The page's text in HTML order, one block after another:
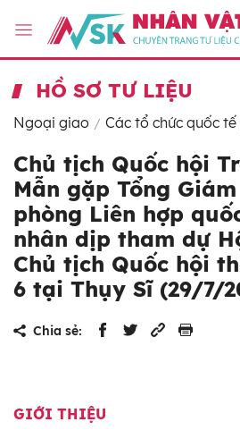
HỒ SƠ TƯ LIỆU
Ngoại giao Các tổ chức quốc tế
Chủ tịch Quốc hội
Mẫn gặp Tổng
phòng Liên hợp
nhân dịp tham dự
Chủ tịch Quốc hội
6 tại Thụy Sĩ (29/7/
Chia sẻ:
GIỚI THIỆU